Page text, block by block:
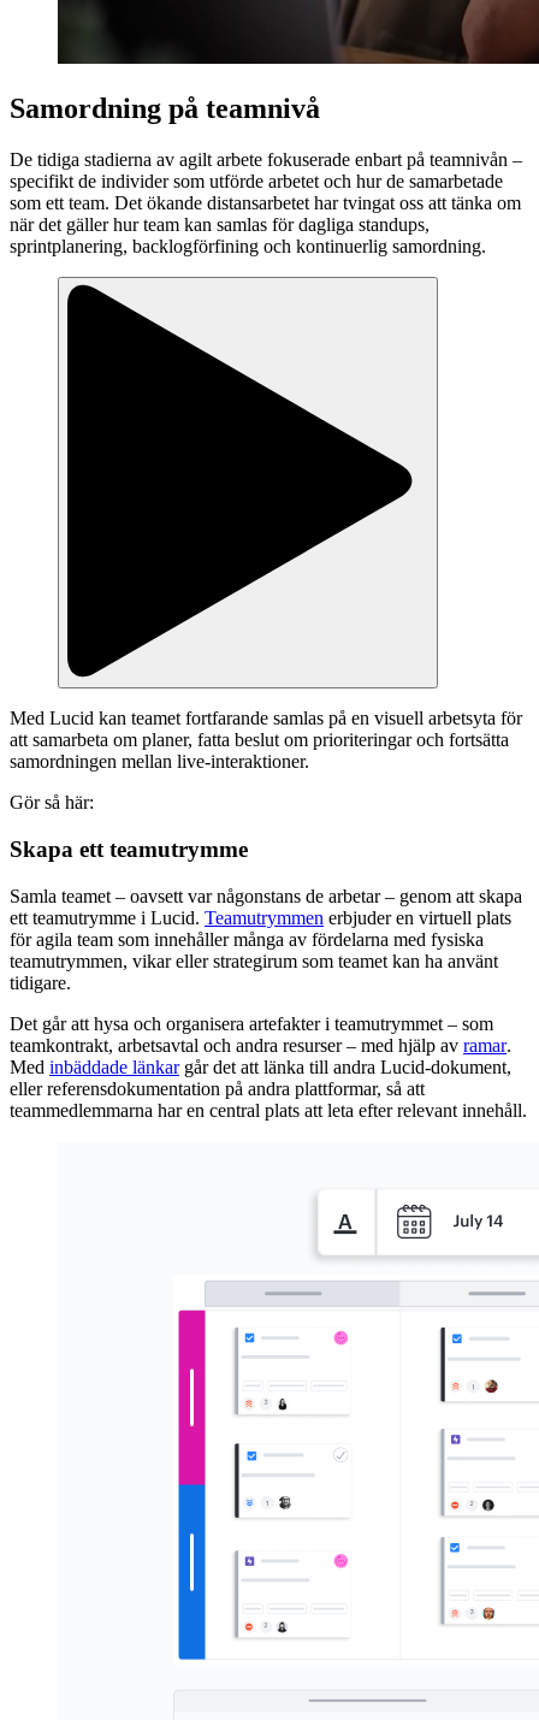
Samordning på teamnivå
De tidiga stadierna av agilt arbete fokuserade enbart på teamnivån –
specifikt de individer som utförde arbetet och hur de samarbetade
som ett team. Det ökande distansarbetet har tvingat oss att tänka om
när det gäller hur team kan samlas för dagliga standups,
sprintplanering, backlogförfining och kontinuerlig samordning.
Med Lucid kan teamet fortfarande samlas på en visuell arbetsyta för
att samarbeta om planer, fatta beslut om prioriteringar och fortsätta
samordningen mellan live-interaktioner.
Gör så här:
Skapa ett teamutrymme
Samla teamet – oavsett var någonstans de arbetar – genom att skapa
ett teamutrymme i Lucid. Teamutrymmen erbjuder en virtuell plats
för agila team som innehåller många av fördelarna med fysiska
teamutrymmen, vikar eller strategirum som teamet kan ha använt
tidigare.
Det går att hysa och organisera artefakter i teamutrymmet – som
teamkontrakt, arbetsavtal och andra resurser – med hjälp av ramar.
Med inbäddade länkargår det att länka till andra Lucid-dokument,
eller referensdokumentation på andra plattformar, så att
teammedlemmarna har en central plats att leta efter relevant innehåll.